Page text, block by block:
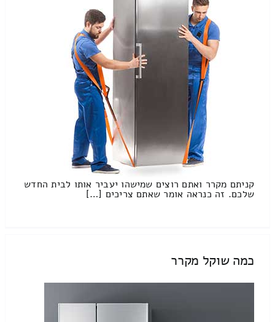
קניתם מקרר ואתם רוצים שמישהו יעביר אותו לבית החדש
שלכם. זה כנראה אומר שאתם צריכים […]
כמה שוקל מקרר